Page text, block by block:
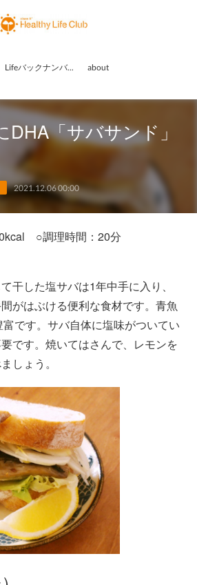
Lifeバックナンバー about
DHA「サバサンド」
2021.12.06 00:00
○調理時間：20分
干した塩サバは1年中手に入り、
がはぶける便利な食材です。青魚
です。サバ自体に塩味がついてい
です。焼いてはさんで、レモンを
しょう。